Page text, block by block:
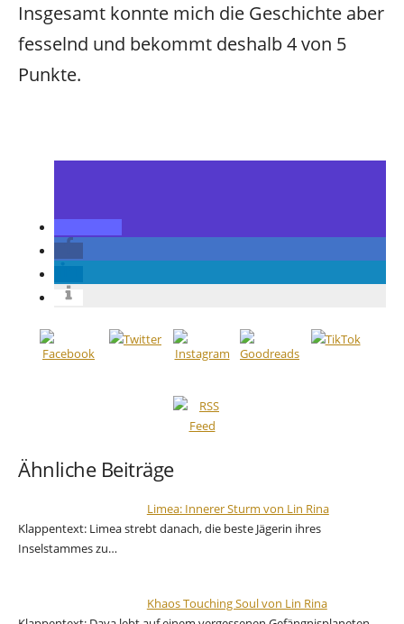
Insgesamt konnte mich die Geschichte aber
fesselnd und bekommt deshalb 4 von 5
Punkte.
Ähnliche Beiträge
Limea: Innerer Sturm von Lin Rina
Klappentext: Limea strebt danach, die beste Jägerin ihres
Inselstammes zu…
Khaos Touching Soul von Lin Rina